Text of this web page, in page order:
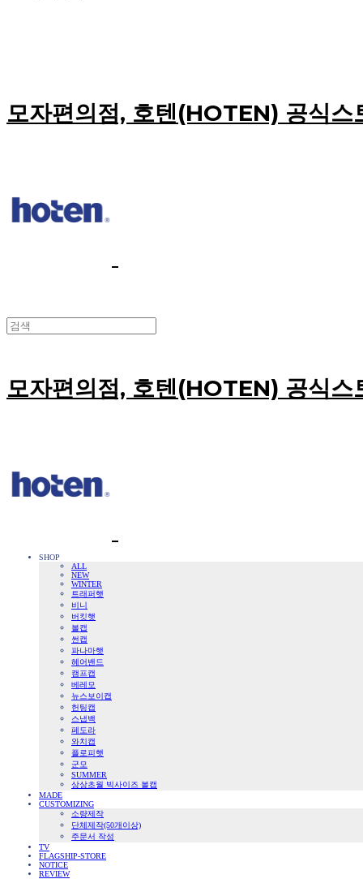
모자편의점, 호텐(HOTEN) 공식스
모자편의점, 호텐(HOTEN) 공식스
SHOP
ALL
NEW
WINTER
트래퍼햇
비니
버킷햇
볼캡
썬캡
파나마햇
헤어밴드
캠프캡
베레모
뉴스보이캡
헌팅캡
스냅백
페도라
와치캡
플로피햇
군모
SUMMER
상상초월 빅사이즈 볼캡
MADE
CUSTOMIZING
소량제작
단체제작(50개이상)
주문서 작성
TV
FLAGSHIP-STORE
NOTICE
REVIEW